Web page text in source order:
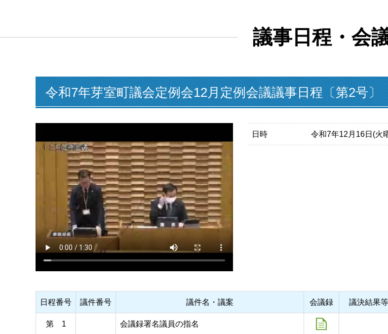
議事日程・会
令和7年芽室町議会定例会12月定例会議議事日程〔第2号〕
日時 令和7年12月16日(火
日程番号 議件番号 議件名・議案 会議録 議決結果等
第 1 会議録署名議員の指名